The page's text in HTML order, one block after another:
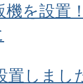
を設置
置しまし